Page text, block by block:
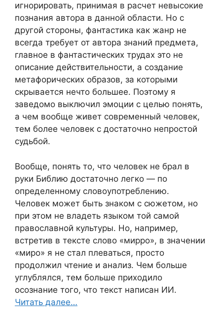
игнорировать, принимая в расчет невысокие
познания автора в данной области. Но с
другой стороны, фантастика как жанр не
всегда требует от автора знаний предмета,
главное в фантастических трудах это не
описание действительности, а создание
метафорических образов, за которыми
скрывается нечто большее. Поэтому я
заведомо выключил эмоции с целью понять,
а чем вообще живет современный человек,
тем более человек с достаточно непростой
судьбой.
Вообще, понять то, что человек не брал в
руки Библию достаточно легко — по
определенному словоупотреблению.
Человек может быть знаком с сюжетом, но
при этом не владеть языком той самой
православной культуры. Но, например,
встретив в тексте слово «мирро», в значении
«миро» я не стал плеваться, просто
продолжил чтение и анализ. Чем больше
углублялся, тем больше приходило
осознание того, что текст написан ИИ.
Читать далее…